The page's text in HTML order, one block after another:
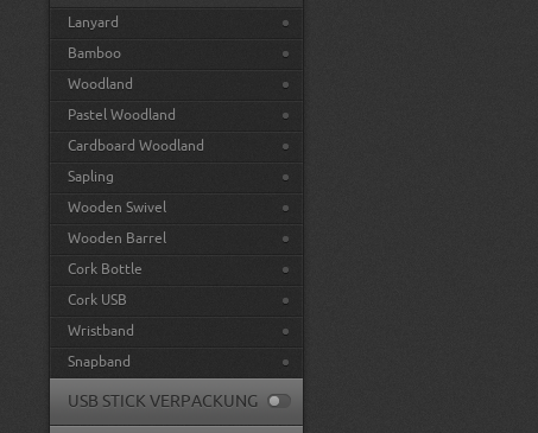
Lanyard
Bamboo
Woodland
Pastel Woodland
Cardboard Woodland
Sapling
Wooden Swivel
Wooden Barrel
Cork Bottle
Cork USB
Wristband
Snapband
USB STICK VERPACKUNG